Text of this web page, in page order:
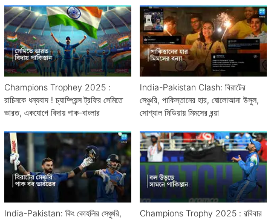
Champions Trophey 2025 :
রাচিনকে ধন্যবাদ ! চ্যাম্পিয়ন্স ট্রফির সেমিতে
ভারত, একযোগে বিদায় পাক-বাংলার
India-Pakistan Clash: বিরাটের
সেঞ্চুরি, পাকিস্তানের হার, ষোলোআনা উসুল,
সোশ্যাল মিডিয়ায় মিমসের বন্য়া
India-Pakistan: কিং কোহলির সেঞ্চুরি,
Champions Trophy 2025 : রবিবার